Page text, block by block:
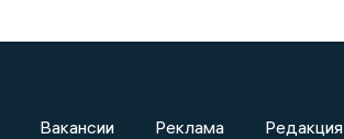
Вакансии Реклама Редакция